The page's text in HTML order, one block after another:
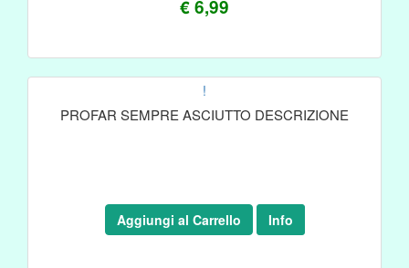
€ 6,99
!
PROFAR SEMPRE ASCIUTTO DESCRIZIONE
Aggiungi al Carrello Info